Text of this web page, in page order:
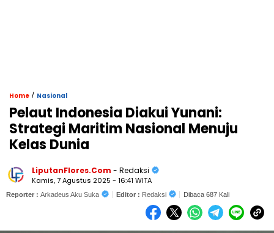
Home / Nasional
Pelaut Indonesia Diakui Yunani:
Strategi Maritim Nasional Menuju
Kelas Dunia
LiputanFlores.Com - Redaksi
Kamis, 7 Agustus 2025 - 16:41 WITA
Reporter : Arkadeus Aku Suka Editor : Redaksi Dibaca 687 Kali